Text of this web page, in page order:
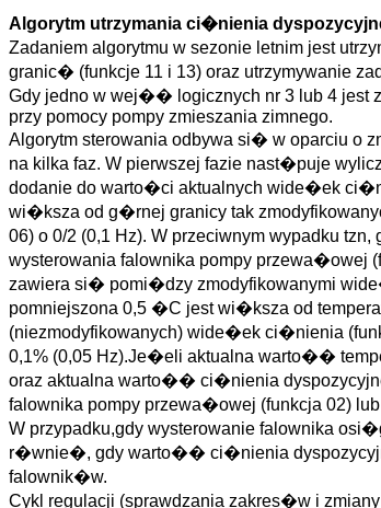
Algorytm utrzymania ci�nienia
Zadaniem algorytmu w sezonie letnim jest
granic� (funkcje 11 i 13) oraz utrzymywanie
Gdy jedno w wej�� logicznych nr 3 lub 4 jest
przy pomocy pompy zmieszania zimnego.
Algorytm sterowania odbywa si� w oparciu o
na kilka faz. W pierwszej fazie nast�puje
dodanie do warto�ci aktualnych wide�ek
wi�ksza od g�rnej granicy tak
06) o 0/2 (0,1 Hz). W przeciwnym wypadku
wysterowania falownika pompy przewa�owej
zawiera si� pomi�dzy zmodyfikowanymi
pomniejszona 0,5 �C jest wi�ksza od
(niezmodyfikowanych) wide�ek ci�nienia
0,1% (0,05 Hz).Je�eli aktualna warto��
oraz aktualna warto�� ci�nienia
falownika pompy przewa�owej (funkcja 02)
W przypadku,gdy wysterowanie falownika
r�wnie�, gdy warto�� ci�nienia
falownik�w.
Cykl regulacji (sprawdzania zakres�w i